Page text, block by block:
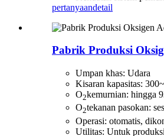
pertanyaandetail
Pabrik Produksi
Umpan khas: Udara
Kisaran kapasitas:
O2kemurnian: hingga
O2tekanan pasokan:
Operasi: otomatis,
Utilitas: Untuk